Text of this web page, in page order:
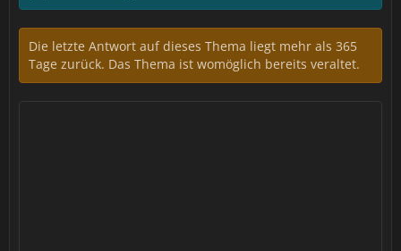
Die letzte Antwort auf dieses Thema liegt mehr als 365
Tage zurück. Das Thema ist womöglich bereits veraltet.